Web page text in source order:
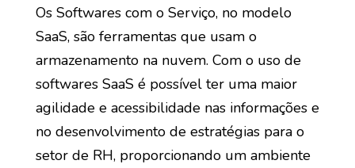
Os Softwares com o Serviço, no modelo
SaaS, são ferramentas que usam o
armazenamento na nuvem. Com o uso de
softwares SaaS é possível ter uma maior
agilidade e acessibilidade nas informações e
no desenvolvimento de estratégias para o
setor de RH, proporcionando um ambiente